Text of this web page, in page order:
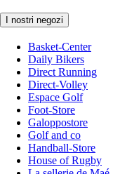
I nostri negozi
Basket-Center
Daily Bikers
Direct Running
Direct-Volley
Espace Golf
Foot-Store
Galoppostore
Golf and co
Handball-Store
House of Rugby